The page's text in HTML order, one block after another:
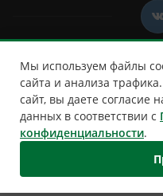
2026 © Клуб
Мы используем файлы
сайта и анализа
сайт, вы даете согласие
данных в соответствии с
конфиденциальности.